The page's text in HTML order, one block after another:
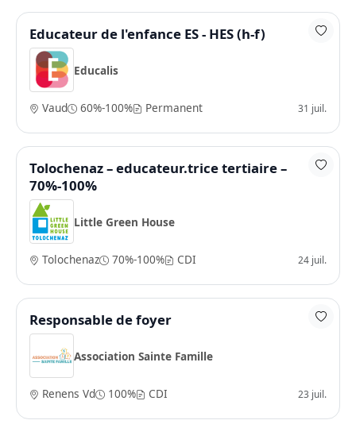
Educateur de l'enfance ES - HES (h-f)
Educalis
Vaud 60%-100% Permanent 31 juil.
Tolochenaz – educateur.trice tertiaire –
70%-100%
Little Green House
Tolochenaz 70%-100% CDI 24 juil.
Responsable de foyer
Association Sainte Famille
Renens Vd 100% CDI 23 juil.